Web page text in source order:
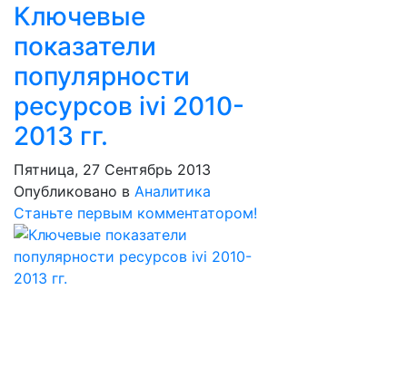
Ключевые
показатели
популярности
ресурсов ivi 2010-
2013 гг.
Пятница, 27 Сентябрь 2013
Опубликовано в Аналитика
Станьте первым комментатором!